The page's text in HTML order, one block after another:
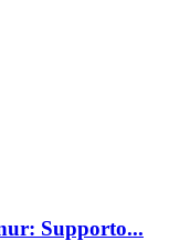
Supporto...